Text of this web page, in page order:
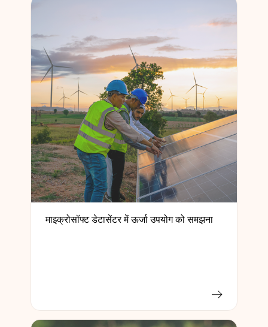
माइक्रोसॉफ्ट डेटासेंटर में ऊर्जा उपयोग को समझना